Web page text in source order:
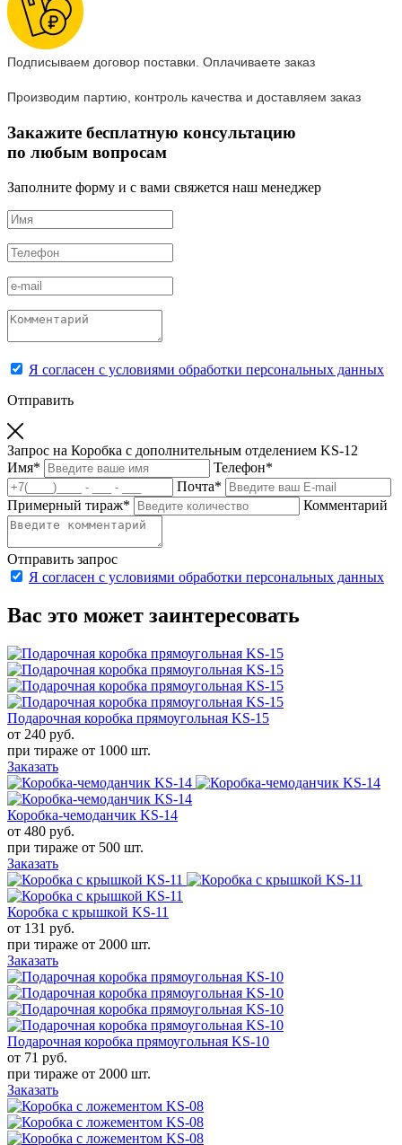
Подписываем договор поставки. Оплачиваете заказ
Производим партию, контроль качества и доставляем заказ
Закажите бесплатную консультацию
по любым вопросам
Заполните форму и с вами свяжется наш менеджер
Я согласен с условиями обработки персональных данных
Отправить
Запрос на Коробка с дополнительным отделением KS-12
Имя* Телефон*
Почта*
Примерный тираж* Комментарий
Отправить запрос
Я согласен с условиями обработки персональных данных
Вас это может заинтересовать
Подарочная коробка прямоугольная KS-15
от 240 руб.
при тираже от 1000 шт.
Заказать
Коробка-чемоданчик KS-14
от 480 руб.
при тираже от 500 шт.
Заказать
Коробка с крышкой KS-11
от 131 руб.
при тираже от 2000 шт.
Заказать
Подарочная коробка прямоугольная KS-10
от 71 руб.
при тираже от 2000 шт.
Заказать